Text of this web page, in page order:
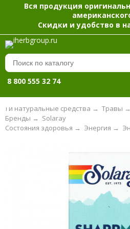
Вся продукция
Скидки и удобство в
8 800 555 32 74
и натуральные средства → Травы →
Solaray
Бренды →
Энергия →
Состояния здоровья →